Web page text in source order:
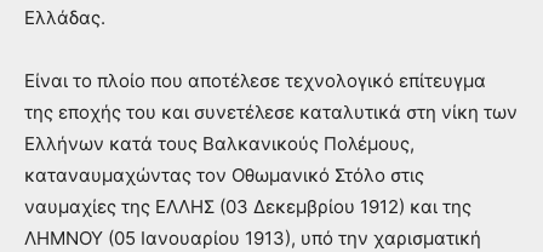
Ελλάδας.
Είναι το πλοίο που αποτέλεσε τεχνολογικό επίτευγμα
της εποχής του και συνετέλεσε καταλυτικά στη νίκη των
Ελλήνων κατά τους Βαλκανικούς Πολέμους,
καταναυμαχώντας τον Οθωμανικό Στόλο στις
ναυμαχίες της ΕΛΛΗΣ (03 Δεκεμβρίου 1912) και της
ΛΗΜΝΟΥ (05 Ιανουαρίου 1913), υπό την χαρισματική